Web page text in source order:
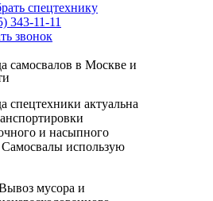
спецтехнику
343-11-11
звонок
самосвалов в Москве и
спецтехники актуальна
и насыпного
Самосвалы использую
мусора и